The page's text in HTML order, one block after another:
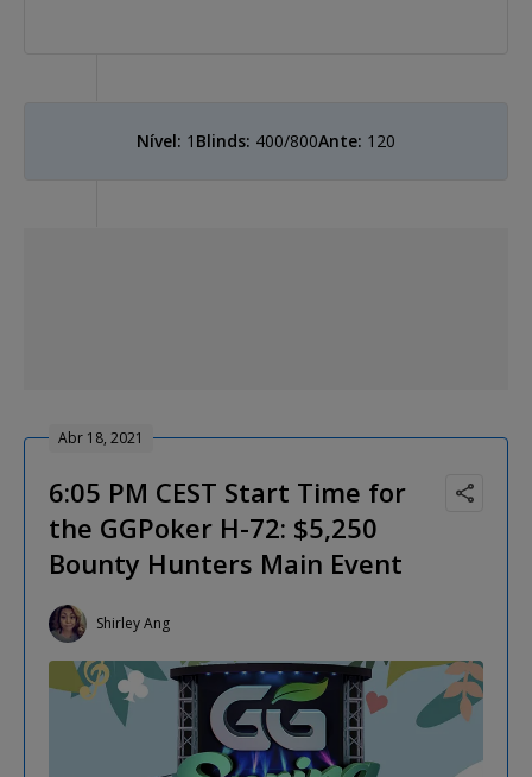
Nível: 1 Blinds: 400/800Ante: 120
Abr 18, 2021
6:05 PM CEST Start Time for
the GGPoker H-72: $5,250
Bounty Hunters Main Event
Shirley Ang